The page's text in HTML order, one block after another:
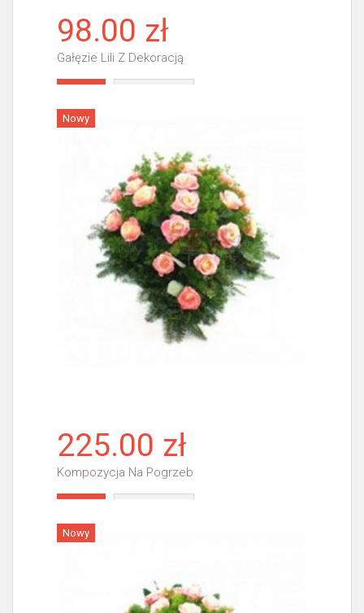
98.00 zł
Gałęzie Lili Z Dekoracją
Nowy
225.00 zł
Kompozycja Na Pogrzeb
Nowy